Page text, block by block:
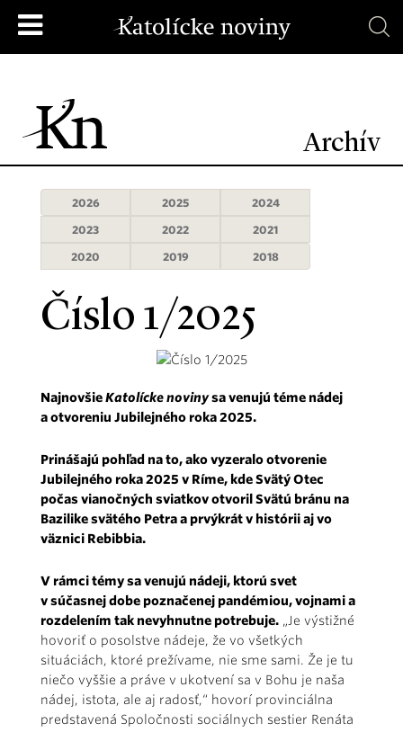
Archív
2026 2025
2024
2023
2022
2021
2020
2019 2018
Číslo 1/2025
NajnovšieKatolícke novinysa venujú téme nádej
a otvoreniu Jubilejného roka 2025.
Prinášajú pohľad na to, ako vyzeralo otvorenie
Jubilejného roka 2025 v Ríme, kde Svätý Otec
počas vianočných sviatkov otvoril Svätú bránu na
Bazilike svätého Petra a prvýkrát v histórii aj vo
väznici Rebibbia.
V rámci témy sa venujú nádeji, ktorú svet
v súčasnej dobe poznačenej pandémiou, vojnami a
rozdelením tak nevyhnutne potrebuje. „Je výstižné
hovoriť o posolstve nádeje, že vo všetkých
situáciách, ktoré prežívame, nie sme sami. Že je tu
niečo vyššie a práve v ukotvení sa v Bohu je naša
nádej, istota, ale aj radosť,“ hovorí provinciálna
predstavená Spoločnosti sociálnych sestier Renáta